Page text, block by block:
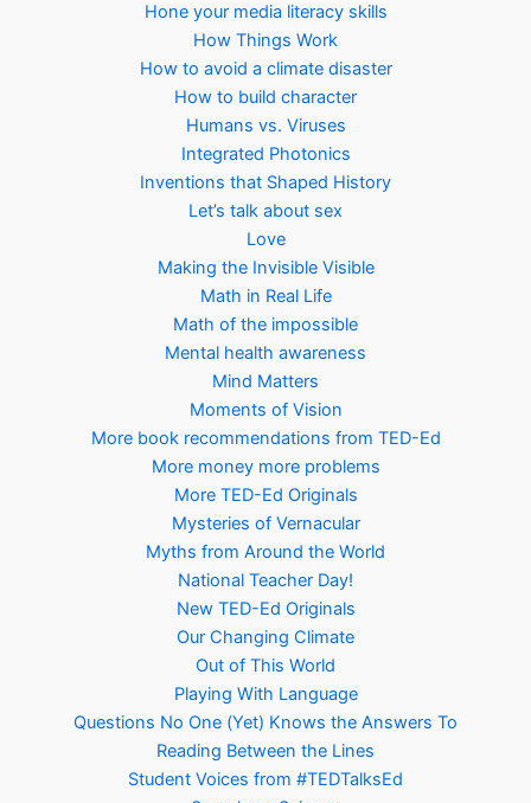
Hone your media literacy skills
How Things Work
How to avoid a climate disaster
How to build character
Humans vs. Viruses
Integrated Photonics
Inventions that Shaped History
Let’s talk about sex
Love
Making the Invisible Visible
Math in Real Life
Math of the impossible
Mental health awareness
Mind Matters
Moments of Vision
More book recommendations from TED-Ed
More money more problems
More TED-Ed Originals
Mysteries of Vernacular
Myths from Around the World
National Teacher Day!
New TED-Ed Originals
Our Changing Climate
Out of This World
Playing With Language
Questions No One (Yet) Knows the Answers To
Reading Between the Lines
Student Voices from #TEDTalksEd